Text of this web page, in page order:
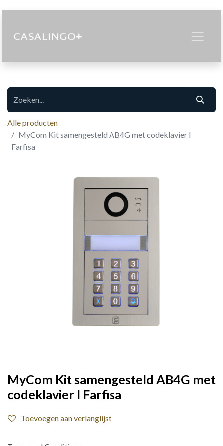
Alle producten
MyCom Kit samengesteld AB4G met codeklavier I
Farfisa
MyCom Kit samengesteld AB4G met
codeklavier I Farfisa
Toevoegen aan verlanglijst